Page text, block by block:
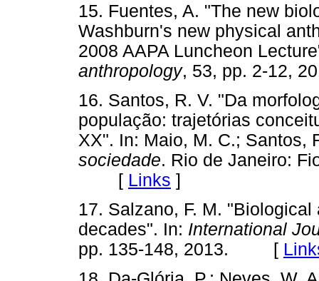
15. Fuentes, A. "The new
Washburn's new physical
2008 AAPA Luncheon
anthropology, 53, pp. 2-
16. Santos, R. V. "Da
população: trajetórias
XX". In: Maio, M. C.; Santos,
sociedade. Rio de Janeiro:
[ Links ]
17. Salzano, F. M.
decades". In: International
pp. 135-148, 2013. [